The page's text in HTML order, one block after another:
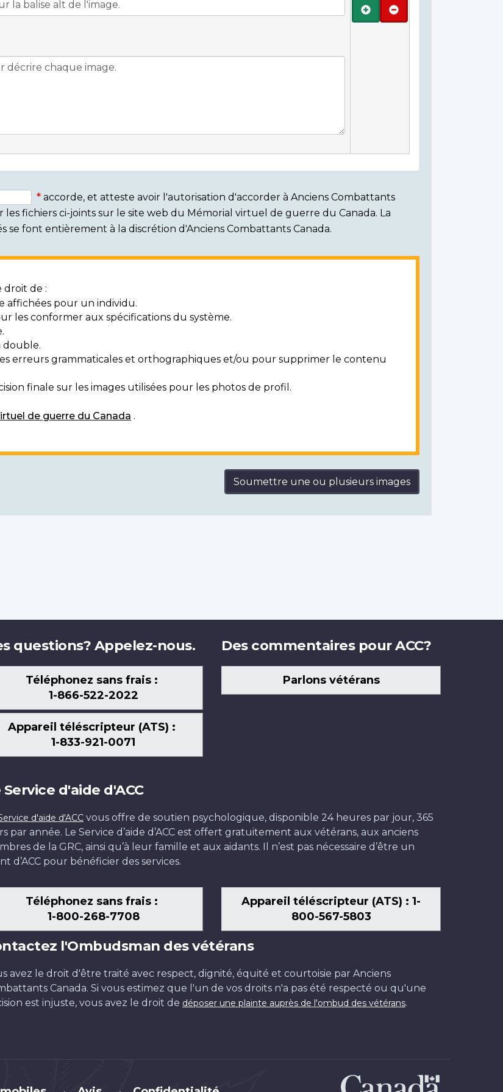
AjouterRetirer
accorde, et atteste avoir l'autorisation d'accorder à Anciens Combattants
fichiers ci-joints sur le site web du Mémorial virtuel de guerre du Canada. La
font entièrement à la discrétion d'Anciens Combattants Canada.
droit de :
affichées pour un individu.
les conformer aux spécifications du système.
double.
erreurs grammaticales et orthographiques et/ou pour supprimer le contenu
finale sur les images utilisées pour les photos de profil.
de guerre du Canada .
Soumettre une ou plusieurs images
questions? Appelez-nous.
Téléphonez sans frais :
1-866-522-2022
Appareil téléscripteur (ATS) :
1-833-921-0071
Des commentaires pour ACC?
Parlons vétérans
Service d'aide d'ACC
d'aide d'ACC vous offre de soutien psychologique, disponible 24 heures par jour, 365
par année. Le Service d’aide d’ACC est offert gratuitement aux vétérans, aux anciens
de la GRC, ainsi qu’à leur famille et aux aidants. Il n’est pas nécessaire d’être un
d’ACC pour bénéficier des services.
Téléphonez sans frais :
1-800-268-7708
Appareil téléscripteur (ATS) : 1-
800-567-5803
l'Ombudsman des vétérans
avez le droit d'être traité avec respect, dignité, équité et courtoisie par Anciens
Canada. Si vous estimez que l'un de vos droits n'a pas été respecté ou qu'une
est injuste, vous avez le droit de déposer une plainte auprès de l'ombud des vétérans.